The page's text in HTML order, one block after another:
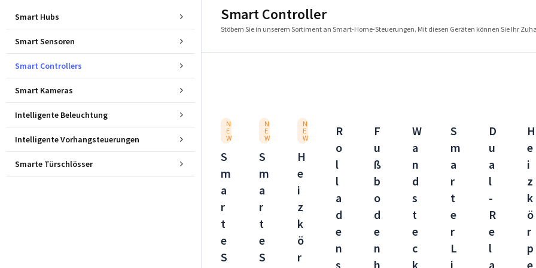
Smart Hubs
Smart Sensoren
Smart Controllers
Smart Kameras
Intelligente Beleuchtung
Intelligente Vorhangsteuerungen
Smarte Türschlösser
Smart Controller
Stöbern Sie in unserem Sortiment an Smart-Home-Steuerungen. Mit diesen Geräten können Sie Ihr
N
E
W
S
m
a
r
t
e
S
N
E
W
S
m
a
r
t
e
S
N
E
W
H
e
i
z
k
ö
r
R
o
l
l
a
d
e
n
s
F
u
ß
b
o
d
e
n
h
W
a
n
d
s
t
e
c
k
S
m
a
r
t
e
r
L
i
D
u
a
l
-
R
e
l
a
H
e
i
z
k
ö
r
p
e